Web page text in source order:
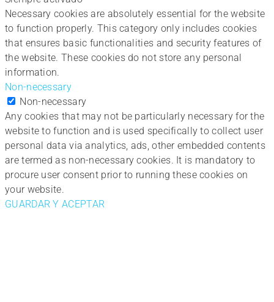
Necessary cookies are absolutely essential for the website
to function properly. This category only includes cookies
that ensures basic functionalities and security features of
the website. These cookies do not store any personal
information.
Non-necessary
Non-necessary
Any cookies that may not be particularly necessary for the
website to function and is used specifically to collect user
personal data via analytics, ads, other embedded contents
are termed as non-necessary cookies. It is mandatory to
procure user consent prior to running these cookies on
your website.
GUARDAR Y ACEPTAR